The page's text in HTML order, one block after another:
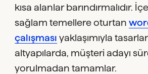
kısa alanlar barındırmalıdır.
sağlam temellere oturtan
çalışması yaklaşımıyla
altyapılarda, müşteri adayı
yorulmadan tamamlar.